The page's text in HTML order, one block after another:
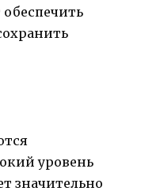
уровень
значительно